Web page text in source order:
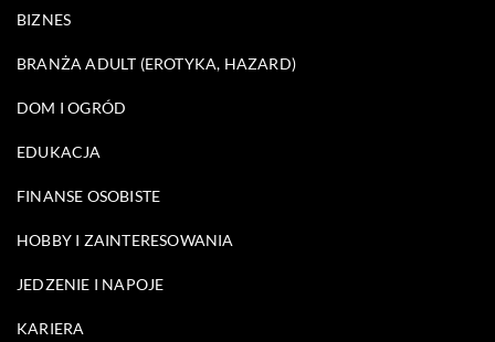
BIZNES
BRANŻA ADULT (EROTYKA, HAZARD)
DOM I OGRÓD
EDUKACJA
FINANSE OSOBISTE
HOBBY I ZAINTERESOWANIA
JEDZENIE I NAPOJE
KARIERA